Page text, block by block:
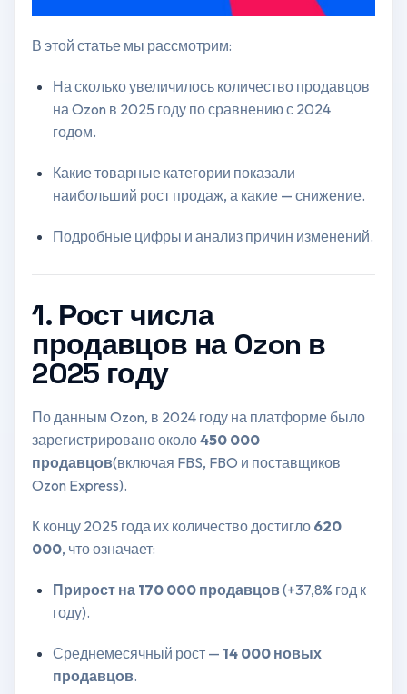
В этой статье мы рассмотрим:
На сколько увеличилось количество продавцов
на Ozon в 2025 году по сравнению с 2024
годом.
Какие товарные категории показали
наибольший рост продаж, а какие — снижение.
Подробные цифры и анализ причин изменений.
1. Рост числа
продавцов на Ozon в
2025 году
По данным Ozon, в 2024 году на платформе было
зарегистрировано около450 000
продавцов(включая FBS, FBO и поставщиков
Ozon Express).
К концу 2025 года их количество достигло 620
000, что означает:
Прирост на 170 000 продавцов(+37,8% год к
году).
Среднемесячный рост — 14 000 новых
продавцов.